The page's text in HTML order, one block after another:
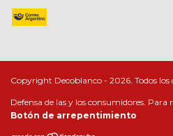
Copyright Decoblanco - 2026. Todos los
Defensa de las y los consumidores. Para
Botón de arrepentimiento